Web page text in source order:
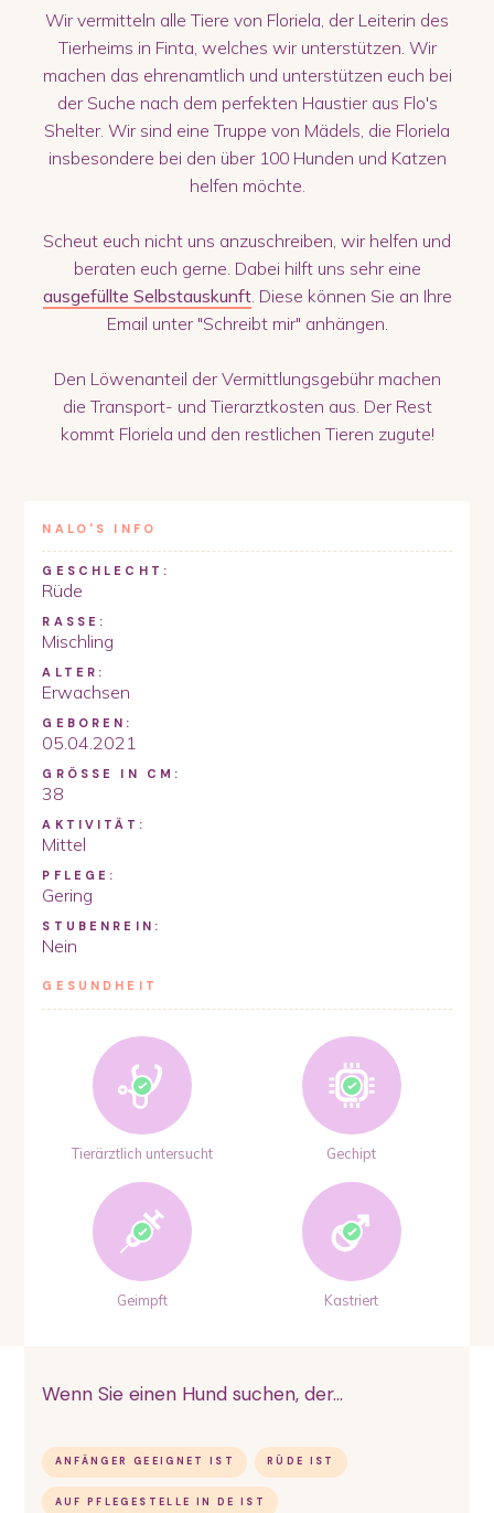
Wir vermitteln alle Tiere von Floriela, der Leiterin des
Tierheims in Finta, welches wir unterstützen. Wir
machen das ehrenamtlich und unterstützen euch bei
der Suche nach dem perfekten Haustier aus Flo's
Shelter. Wir sind eine Truppe von Mädels, die Floriela
insbesondere bei den über 100 Hunden und Katzen
helfen möchte.
Scheut euch nicht uns anzuschreiben, wir helfen und
beraten euch gerne. Dabei hilft uns sehr eine
ausgefüllte Selbstauskunft. Diese können Sie an Ihre
Email unter "Schreibt mir" anhängen.
Den Löwenanteil der Vermittlungsgebühr machen
die Transport- und Tierarztkosten aus. Der Rest
kommt Floriela und den restlichen Tieren zugute!
NALO 'S INFO
GESCHLECHT:
Rüde
RASSE:
Mischling
ALTER:
Erwachsen
GEBOREN:
05.04.2021
GRÖSSE IN CM:
38
AKTIVITÄT:
Mittel
PFLEGE:
Gering
STUBENREIN:
Nein
GESUNDHEIT
Tierärztlich untersucht Gechipt
Geimpft Kastriert
Wenn Sie einen Hund suchen, der...
ANFÄNGER GEEIGNET IST RÜDE IST
AUF PFLEGESTELLE IN DE IST